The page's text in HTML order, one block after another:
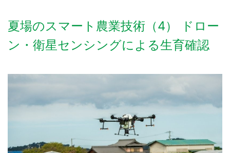
夏場のスマート農業技術（4） ドロー
ン・衛星センシングによる生育確認